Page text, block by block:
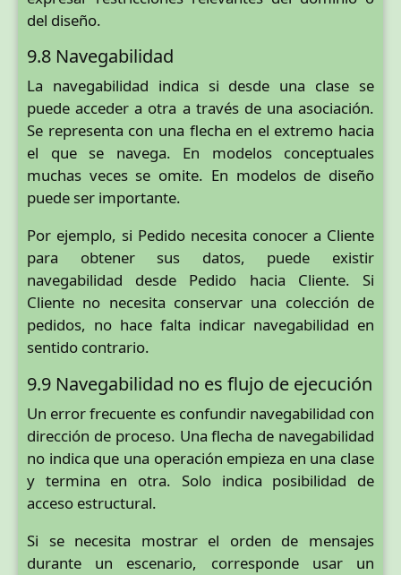
del diseño.
9.8 Navegabilidad
La navegabilidad indica si desde una clase se
puede acceder a otra a través de una asociación.
Se representa con una flecha en el extremo hacia
el que se navega. En modelos conceptuales
muchas veces se omite. En modelos de diseño
puede ser importante.
Por ejemplo, si Pedido necesita conocer a Cliente
para obtener sus datos, puede existir
navegabilidad desde Pedido hacia Cliente. Si
Cliente no necesita conservar una colección de
pedidos, no hace falta indicar navegabilidad en
sentido contrario.
9.9 Navegabilidad no es flujo de ejecución
Un error frecuente es confundir navegabilidad con
dirección de proceso. Una flecha de navegabilidad
no indica que una operación empieza en una clase
y termina en otra. Solo indica posibilidad de
acceso estructural.
Si se necesita mostrar el orden de mensajes
durante un escenario, corresponde usar un